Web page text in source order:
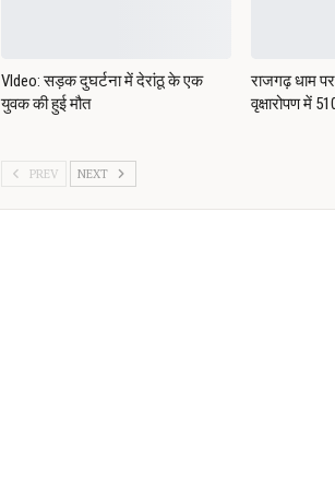
VIdeo: सड़क दुघर्टना में देरांठू के एक
युवक की हुई मौत
राजगढ़ धाम
वृक्षारोपण में
PREV NEXT